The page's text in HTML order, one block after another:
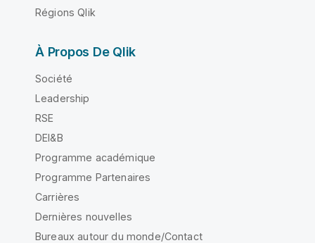
Régions Qlik
À Propos De Qlik
Société
Leadership
RSE
DEI&B
Programme académique
Programme Partenaires
Carrières
Dernières nouvelles
Bureaux autour du monde/Contact